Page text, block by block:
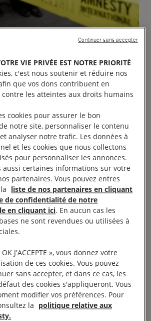
Anna Politkovskaïa était
l’entrée de l’ascenseur de son
suscitée par son assassinat a
de la liberté d’expression
et plus largement dans le
est organisé par Amnesty
la FIDH, Reporters sans
Libertés ainsi qu’avec le soutien
et de la Mairie du 4ème
Paris.
ans sans Anna
: Discours et
du 4ème arrondissement de
Sparacino-Thiellay (MAE), Jean-
VIE PRIVÉE EST NOTRE PRIORITÉ
c'est nous soutenir et réduire nos
que vos dons contribuent en
les atteintes aux droits humains
cookies pour assurer le bon
notre site, personnaliser le contenu
analyser notre trafic. Les données à
et les cookies que nous collectons
pour personnaliser les annonces.
aussi certaines informations sur votre
partenaires. Vous pouvez entres
liste de nos partenaires en cliquant
de confidentialité de notre
en cliquant ici. En aucun cas les
ne sont revendues ou utilisées à
J'ACCEPTE », vous donnez votre
de ces cookies. Vous pouvez
sans accepter, et dans ce cas, les
des cookies s'appliqueront. Vous
modifier vos préférences. Pour
la politique relative aux
Continuer sans accepter